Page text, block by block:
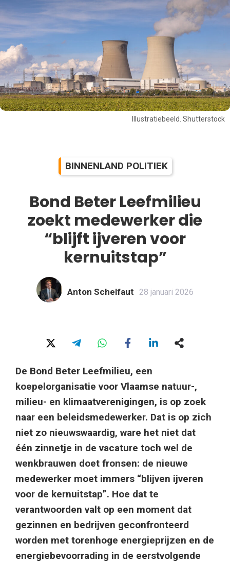
Illustratiebeeld. Shutterstock
BINNENLAND POLITIEK
Bond Beter Leefmilieu
zoekt medewerker die
“blijft ijveren voor
kernuitstap”
Anton Schelfaut 28 januari 2026
De Bond Beter Leefmilieu, een
koepelorganisatie voor Vlaamse natuur-,
milieu- en klimaatverenigingen, is op zoek
naar een beleidsmedewerker. Dat is op zich
niet zo nieuwswaardig, ware het niet dat
één zinnetje in de vacature toch wel de
wenkbrauwen doet fronsen: de nieuwe
medewerker moet immers “blijven ijveren
voor de kernuitstap”. Hoe dat te
verantwoorden valt op een moment dat
gezinnen en bedrijven geconfronteerd
worden met torenhoge energieprijzen en de
energiebevoorrading in de eerstvolgende